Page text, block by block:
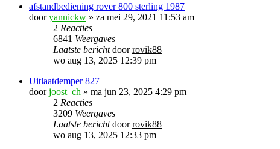
afstandbediening rover 800 sterling 1987
dooryannickw » za mei 29, 2021 11:53 am
2 Reacties
6841 Weergaves
Laatste berichtdoorrovik88
wo aug 13, 2025 12:39 pm
Uitlaatdemper 827
doorjoost_ch » ma jun 23, 2025 4:29 pm
2 Reacties
3209 Weergaves
Laatste berichtdoorrovik88
wo aug 13, 2025 12:33 pm